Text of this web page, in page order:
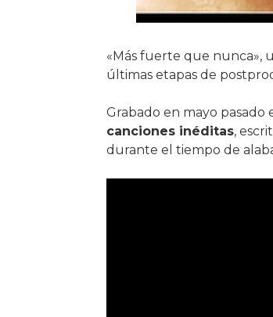
«Más fuerte que nunca»,
últimas etapas de
Grabado en mayo pasado
canciones inéditas,
durante el tiempo de